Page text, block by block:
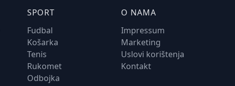
SPORT
Fudbal
Košarka
Tenis
Rukomet
Odbojka
O NAMA
Impressum
Marketing
Uslovi korištenja
Kontakt